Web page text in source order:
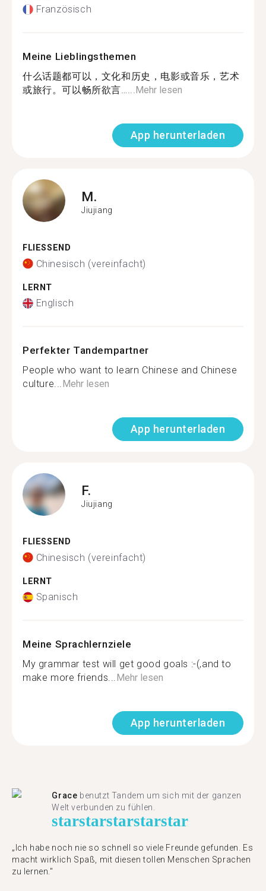
Französisch
Meine Lieblingsthemen
什么话题都可以，文化和历史，电影或音乐，艺术
或旅行。可以畅所欲言…...Mehr lesen
App herunterladen
M.
Jiujiang
FLIESSEND
Chinesisch (vereinfacht)
LERNT
Englisch
Perfekter Tandempartner
People who want to learn Chinese and Chinese
culture...Mehr lesen
App herunterladen
F.
Jiujiang
FLIESSEND
Chinesisch (vereinfacht)
LERNT
Spanisch
Meine Sprachlernziele
My grammar test will get good goals :-(,and to
make more friends...Mehr lesen
App herunterladen
Grace benutzt Tandem um sich mit der ganzen
Welt verbunden zu fühlen.
starstarstarstarstar
„Ich habe noch nie so schnell so viele Freunde gefunden. Es
macht wirklich Spaß, mit diesen tollen Menschen Sprachen
zu lernen."